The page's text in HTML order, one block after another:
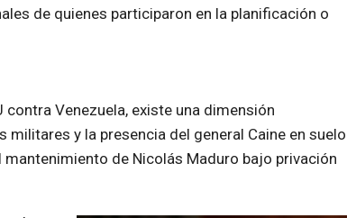
de quienes participaron en la planificación o
Venezuela, existe una dimensión
y la presencia del general Caine en suelo
de Nicolás Maduro bajo privación